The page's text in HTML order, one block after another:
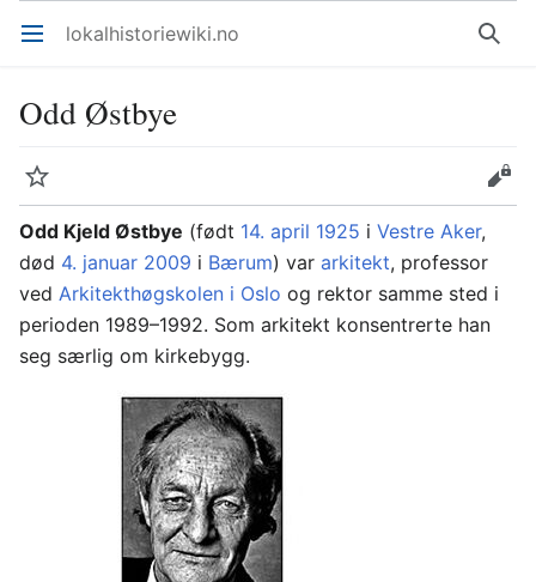
Åpne hovedmenyen lokalhistoriewiki.no Søk
Odd Østbye
Overvåk
Rediger
Odd Kjeld Østbye (født 14. april 1925 i Vestre Aker,
død 4. januar 2009 i Bærum) var arkitekt, professor
ved Arkitekthøgskolen i Oslo og rektor samme sted i
perioden 1989–1992. Som arkitekt konsentrerte han
seg særlig om kirkebygg.